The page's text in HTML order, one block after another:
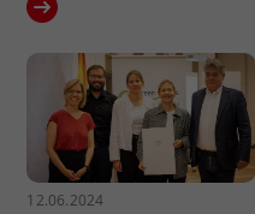
12.06.2024